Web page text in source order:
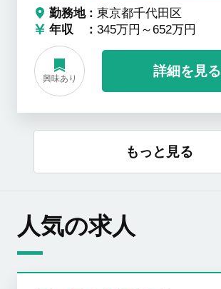
勤務地
東京都千代田区
年収
345万円～652万円
興味あり
詳細を見る
もっと見る
人気の求人